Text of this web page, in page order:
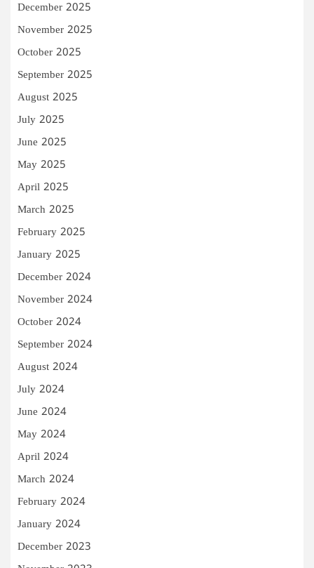
December 2025
November 2025
October 2025
September 2025
August 2025
July 2025
June 2025
May 2025
April 2025
March 2025
February 2025
January 2025
December 2024
November 2024
October 2024
September 2024
August 2024
July 2024
June 2024
May 2024
April 2024
March 2024
February 2024
January 2024
December 2023